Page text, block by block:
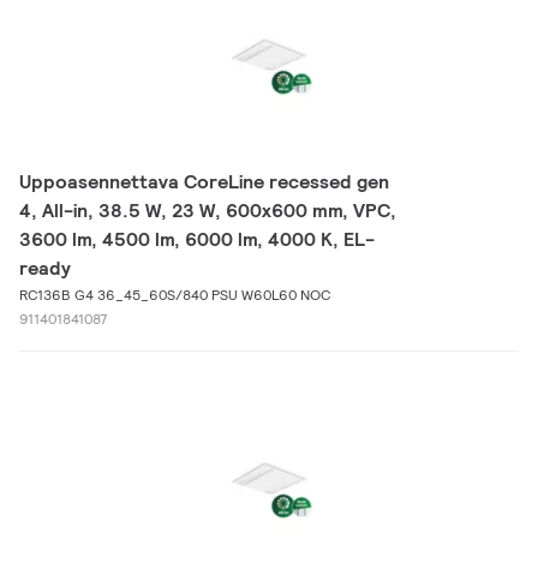
Uppoasennettava CoreLine recessed gen
4, All-in, 38.5 W, 23 W, 600x600 mm, VPC,
3600 lm, 4500 lm, 6000 lm, 4000 K, EL-
ready
RC136B G4 36_45_60S/840 PSU W60L60 NOC
911401841087